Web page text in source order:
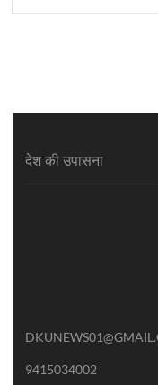
देश की उपासना
9415034002